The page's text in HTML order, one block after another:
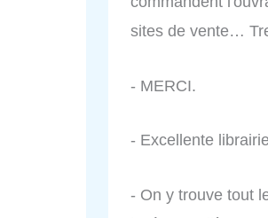
sites de vente…
- MERCI.
- Excellente
- On y trouve tout